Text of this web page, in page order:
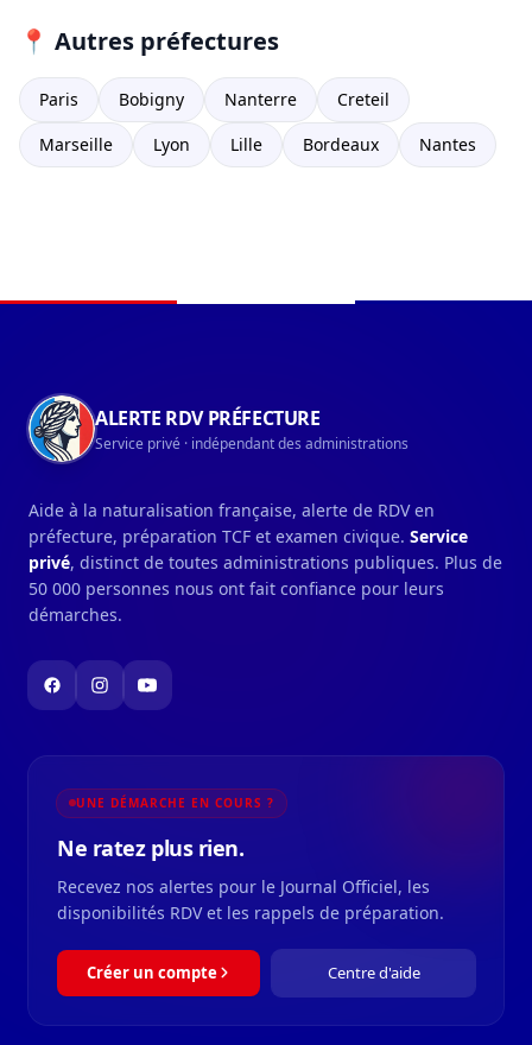
📍 Autres préfectures
Paris Bobigny Nanterre
Creteil
Marseille
Lyon Lille Bordeaux Nantes
ALERTE RDV PRÉFECTURE
Service privé · indépendant des administrations
Aide à la naturalisation française, alerte de RDV en
préfecture, préparation TCF et examen civique. Service
privé, distinct de toutes administrations publiques. Plus de
50 000 personnes nous ont fait confiance pour leurs
démarches.
UNE DÉMARCHE EN COURS ?
Ne ratez plus rien.
Recevez nos alertes pour le Journal Officiel, les
disponibilités RDV et les rappels de préparation.
Créer un compte Centre d'aide